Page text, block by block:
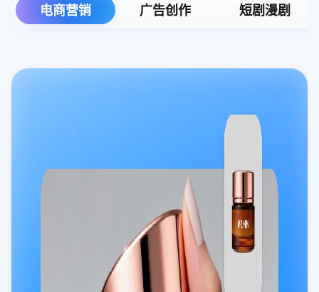
电商营销 广告创作 短剧漫剧